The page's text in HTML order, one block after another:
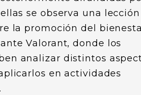
se observa una lección
la promoción del
Valorant, donde los
analizar distintos
en actividades